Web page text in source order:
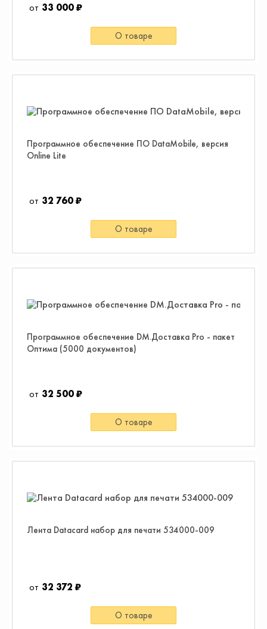
33 000 ₽
О товаре
Программное обеспечение ПО DataMobile, версия
Online Lite
32 760 ₽
О товаре
Программное обеспечение DM.Доставка Pro - пакет
Оптима (5000 документов)
32 500 ₽
О товаре
Лента Datacard набор для печати 534000-009
32 372 ₽
О товаре